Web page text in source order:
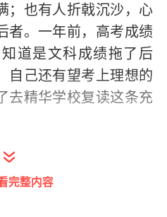
；也有人折戟沉沙，心
者。一年前，高考成绩
道是文科成绩拖了后
自己还有望考上理想的
去精华学校复读这条充
升6800多名、考了546
成功证明了自己。在他
完整内容